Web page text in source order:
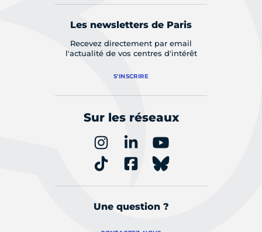
Les newsletters de Paris
Recevez directement par email
l'actualité de vos centres d'intérêt
S'INSCRIRE
Sur les réseaux
Une question ?